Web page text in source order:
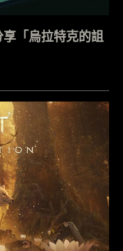
「烏拉特克的詛